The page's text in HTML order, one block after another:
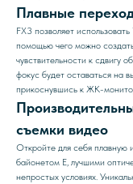
Плавные
FX3 позволяет
помощью чего можно
чувствительности к сдвигу
фокус будет оставаться на
прикоснувшись к ЖК-
съемки видео
Откройте для себя плавную
байонетом E, лучшими
непростых условиях.